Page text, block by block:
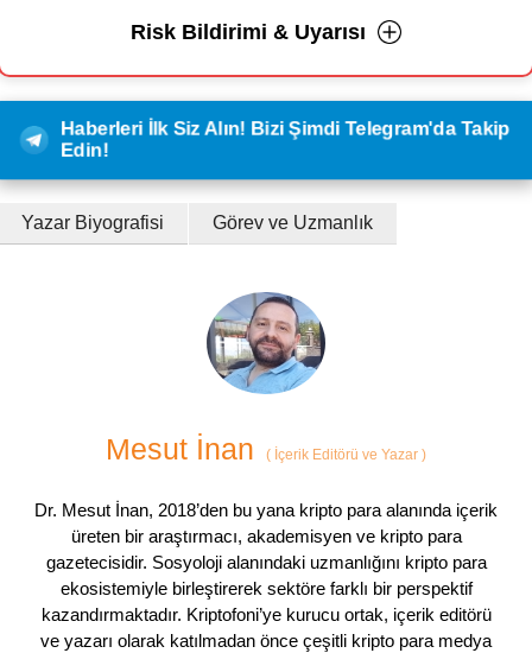
Risk Bildirimi & Uyarısı
Haberleri İlk Siz Alın! Bizi Şimdi Telegram'da Takip
Edin!
Yazar Biyografisi Görev ve Uzmanlık
Mesut İnan ( İçerik Editörü ve Yazar )
Dr. Mesut İnan, 2018’den bu yana kripto para alanında içerik
üreten bir araştırmacı, akademisyen ve kripto para
gazetecisidir. Sosyoloji alanındaki uzmanlığını kripto para
ekosistemiyle birleştirerek sektöre farklı bir perspektif
kazandırmaktadır. Kriptofoni’ye kurucu ortak, içerik editörü
ve yazarı olarak katılmadan önce çeşitli kripto para medya